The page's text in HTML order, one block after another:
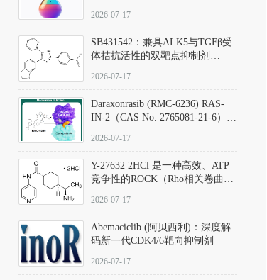
范
2026-07-17
SB431542：兼具ALK5与TGFβ受
体拮抗活性的双靶点抑制剂
D801067）
2026-07-17
Daraxonrasib (RMC-6236) RAS-
IN-2（CAS No. 2765081-21-6）：
向KRAS/NRAS/HRAS的广谱RAS
2026-07-17
Y-27632 2HCl 是一种高效、ATP
竞争性的ROCK（Rho相关卷曲螺
同等抑制ROCK1与ROCK2；其通
过精准嵌入激酶的ATP结合位点
发挥抑制作用，对ROCK1和
ROCK2的解离常数（Ki）分别为
140 nM和300 nM；在众多丝氨酸/
2026-07-17
Abemaciclib (阿贝西利)：深度解
码新一代CDK4/6靶向抑制剂
2026-07-17